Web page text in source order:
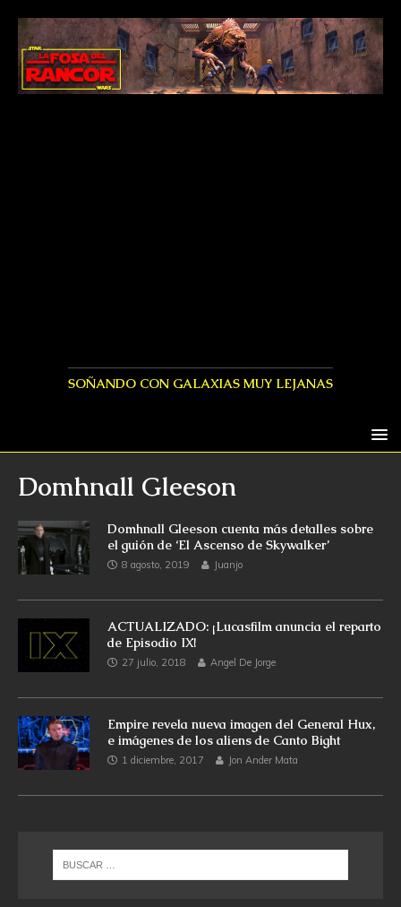
SOÑANDO CON GALAXIAS MUY LEJANAS
Domhnall Gleeson
Domhnall Gleeson cuenta más detalles sobre
el guión de ‘El Ascenso de Skywalker’
8 agosto, 2019 Juanjo
ACTUALIZADO: ¡Lucasfilm anuncia el reparto
de Episodio IX!
27 julio, 2018 Angel De Jorge
Empire revela nueva imagen del General Hux,
e imágenes de los aliens de Canto Bight
1 diciembre, 2017 Jon Ander Mata